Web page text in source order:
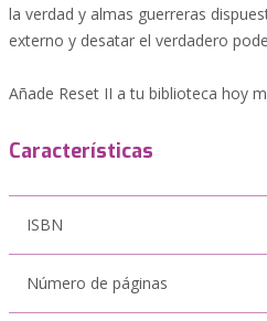
la verdad y almas guerreras
externo y desatar el verdadero
Añade Reset II a tu biblioteca hoy
Características
ISBN
Número de páginas